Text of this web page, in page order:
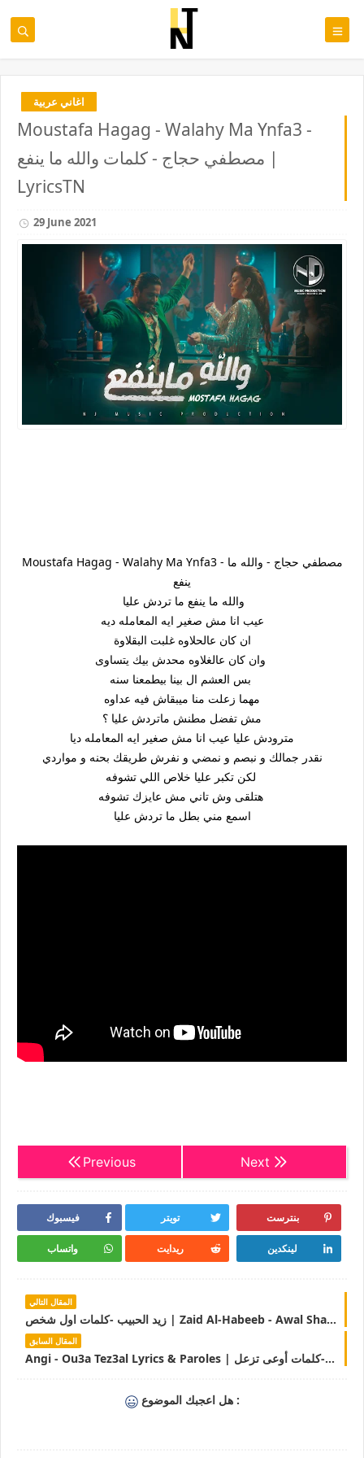
اغاني عربية
Moustafa Hagag - Walahy Ma Ynfa3 -
مصطفي حجاج - كلمات والله ما ينفع |
LyricsTN
29 June 2021
Moustafa Hagag - Walahy Ma Ynfa3 - مصطفي حجاج - والله ما
ينفع
والله ما ينفع ما تردش عليا
عيب انا مش صغير ايه المعامله ديه
ان كان عالحلاوه غلبت البقلاوة
مهما زعلت منا ميبقاش فيه عداوه
مش تفضل مطنش ماتردش عليا ؟
مترودش عليا عيب انا مش صغير ايه المعامله ديا
نقدر جمالك و نبصم و نمضي و نفرش طريقك بحنه و مواردي
هتلقى وش تاني مش عايزك تشوفه
اسمع مني بطل ما تردش عليا
Previous Next
فيسبوك تويتر بنترست
واتساب ريدايت لينكدين
المقال التالي
زيد الحبيب -كلمات اول شخص | Zaid Al-Habeeb - Awal Shakhs | LyricsTN
المقال السابق
Angi - Ou3a Tez3al Lyrics & Paroles | آنجي -كلمات أوعى تزعل | LyricsTN
هل اعجبك الموضوع :